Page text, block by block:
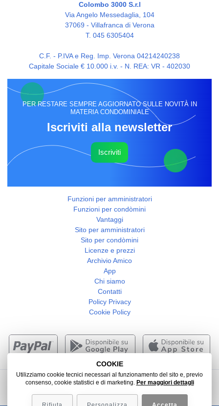
Colombo 3000 S.r.l
Via Angelo Messedaglia, 104
37069 - Villafranca di Verona
T. 045 6305404
C.F. - P.IVA e Reg. Imp. Verona 04214240238
Capitale Sociale € 10.000 i.v. - N. REA: VR - 402030
Funzioni per amministratori
Funzioni per condòmini
Vantaggi
Sito per amministratori
Sito per condòmini
Licenze e prezzi
Archivio Amico
App
Chi siamo
Contatti
Policy Privacy
Cookie Policy
PER RESTARE SEMPRE AGGIORNATO SULLE NOVITÀ IN
MATERIA CONDOMINIALE
Iscriviti alla newsletter
Iscriviti
2026 -Web Agency Verona- Colombo 3000 srl
COOKIE
Utilizziamo cookie tecnici necessari al funzionamento del sito e, previo
consenso, cookie statistici e di marketing. Per maggiori dettagli